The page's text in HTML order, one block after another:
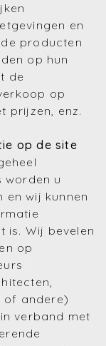
en
producten
op hun
de
op
prijzen, enz.
op de site
worden u
en wij kunnen
is. Wij bevelen
op
of andere)
verband met